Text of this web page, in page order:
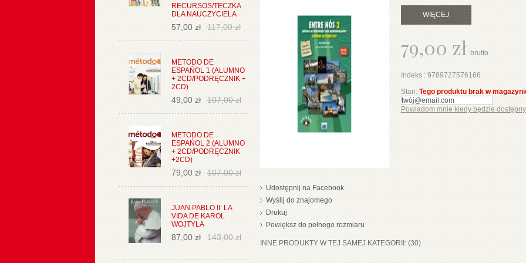
RECURSOS/TECZKA
DLA NAUCZYCIELA
57,00 zł 117,00 zł
METODO DE
ESPAŃOL 1 (ALUMNO
+ 2CD/PODRĘCZNIK +
2CD)
49,00 zł 107,00 zł
METODO DE
ESPAŃOL 2 (ALUMNO
+ 2CD/PODRĘCZNIK
+2CD)
79,00 zł 107,00 zł
JUAN PABLO II: LA
VIDA DE KAROL
WOJTYLA
87,00 zł 143,00 zł
Udostępnij na Facebook
Wyślij do znajomego
Drukuj
Powiększ do pełnego rozmiaru
WIĘCEJ
79,00 zł brutto
Indeks : 9789727576166
Stan: Tego produktu brak w
Powiadom mnie kiedy będzie dostępny
INNE PRODUKTY W TEJ SAMEJ KATEGORII: (30)